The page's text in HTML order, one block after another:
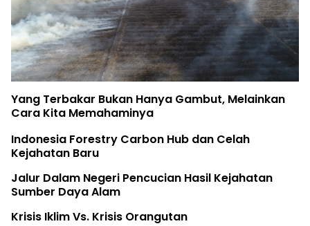
Yang Terbakar Bukan Hanya Gambut, Melainkan
Cara Kita Memahaminya
Indonesia Forestry Carbon Hub dan Celah
Kejahatan Baru
Jalur Dalam Negeri Pencucian Hasil Kejahatan
Sumber Daya Alam
Krisis Iklim Vs. Krisis Orangutan